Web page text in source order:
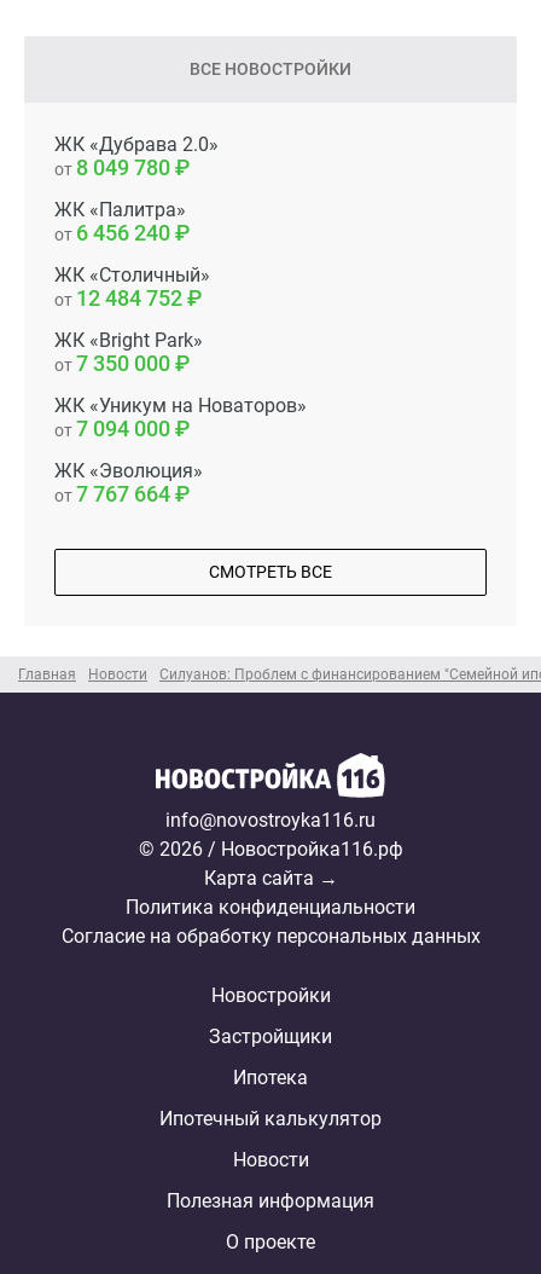
Главная Новости Силуанов: Проблем с финансированием "Семейной
ВСЕ НОВОСТРОЙКИ
ЖК «Дубрава 2.0»
от 8 049 780
ЖК «Палитра»
от 6 456 240
ЖК «Столичный»
от 12 484 752
ЖК «Bright Park»
от7 350 000
ЖК «Уникум на Новаторов»
от7 094 000
ЖК «Эволюция»
от7 767 664
СМОТРЕТЬ ВСЕ
info@novostroyka116.ru
© 2026 / Новостройка116.рф
Карта сайта →
Политика конфиденциальности
Согласие на обработку персональных данных
Новостройки
Застройщики
Ипотека
Ипотечный калькулятор
Новости
Полезная информация
О проекте